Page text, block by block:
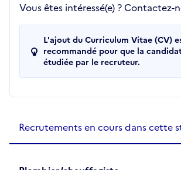
Vous êtes intéressé(e) ? Contactez-
L'ajout du Curriculum Vitae (CV)
recommandé pour que la
étudiée par le recruteur.
Recrutements en cours dans cette